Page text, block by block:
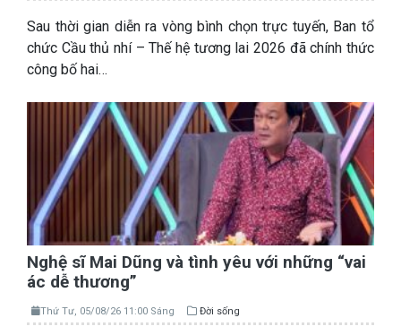
Sau thời gian diễn ra vòng bình chọn trực tuyến, Ban tổ
chức Cầu thủ nhí – Thế hệ tương lai 2026 đã chính thức
công bố hai…
Nghệ sĩ Mai Dũng và tình yêu với những “vai
ác dễ thương”
Thứ Tư, 05/08/26 11:00 Sáng Đời sống